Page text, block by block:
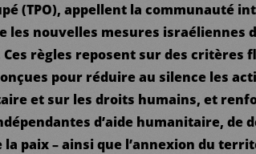
(TPO), appellent la communauté
les nouvelles mesures israéliennes
règles reposent sur des critères
pour réduire au silence les
et sur les droits humains, et
d’aide humanitaire, de
paix – ainsi que l’annexion du